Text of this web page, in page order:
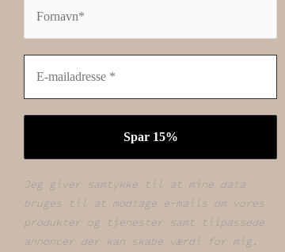
Jeg giver samtykke til at mine data
bruges til at modtage e-mails om vores
produkter og tjenester samt tilpassede
annoncer der kan skabe værdi for mig.